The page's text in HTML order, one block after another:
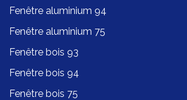
Fenêtre aluminium 94
Fenêtre aluminium 75
Fenêtre bois 93
Fenêtre bois 94
Fenêtre bois 75